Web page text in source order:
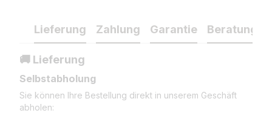
Lieferung Zahlung Garantie Beratung
🚚 Lieferung
Selbstabholung
Sie können Ihre Bestellung direkt in unserem Geschäft
abholen: